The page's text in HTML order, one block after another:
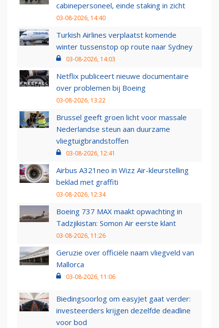
cabinepersoneel, einde staking in zicht
03-08-2026, 14:40
Turkish Airlines verplaatst komende
winter tussenstop op route naar Sydney
03-08-2026, 14:03
Netflix publiceert nieuwe documentaire
over problemen bij Boeing
03-08-2026, 13:22
Brussel geeft groen licht voor massale
Nederlandse steun aan duurzame
vliegtuigbrandstoffen
03-08-2026, 12:41
Airbus A321neo in Wizz Air-kleurstelling
beklad met graffiti
03-08-2026, 12:34
Boeing 737 MAX maakt opwachting in
Tadzjikistan: Somon Air eerste klant
03-08-2026, 11:26
Geruzie over officiële naam vliegveld van
Mallorca
03-08-2026, 11:06
Biedingsoorlog om easyJet gaat verder:
investeerders krijgen dezelfde deadline
voor bod